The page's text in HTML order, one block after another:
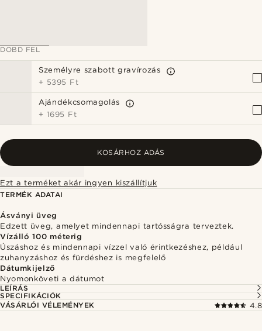
DOBD FEL
Személyre szabott gravírozás
+ 5395 Ft
Ajándékcsomagolás
+ 1695 Ft
KOSÁRHOZ ADÁS
Ezt a terméket akár ingyen kiszállítjuk
TERMÉK ADATAI
Ásványi üveg
Edzett üveg, amelyet mindennapi tartósságra terveztek.
Vízálló 100 méterig
Úszáshoz és mindennapi vízzel való érintkezéshez, például
zuhanyzáshoz és fürdéshez is megfelelő
Dátumkijelző
Nyomonköveti a dátumot
LEÍRÁS
SPECIFIKÁCIÓK
VÁSÁRLÓI VÉLEMÉNYEK
4.8